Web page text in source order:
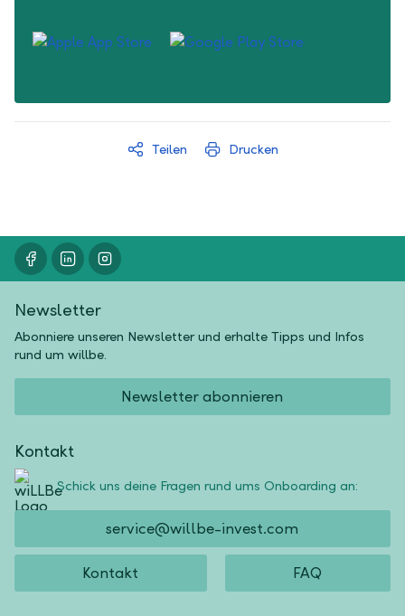
Teilen Drucken
Newsletter
Abonniere unseren Newsletter und erhalte Tipps und Infos
rund um willbe.
Newsletter abonnieren
Kontakt
Schick uns deine Fragen rund ums Onboarding an:
service@willbe-invest.com
Kontakt FAQ